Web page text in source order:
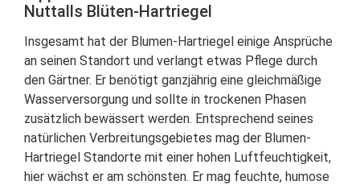
Nuttalls Blüten-Hartriegel
Insgesamt hat der Blumen-Hartriegel einige Ansprüche
an seinen Standort und verlangt etwas Pflege durch
den Gärtner. Er benötigt ganzjährig eine gleichmäßige
Wasserversorgung und sollte in trockenen Phasen
zusätzlich bewässert werden. Entsprechend seines
natürlichen Verbreitungsgebietes mag der Blumen-
Hartriegel Standorte mit einer hohen Luftfeuchtigkeit,
hier wächst er am schönsten. Er mag feuchte, humose